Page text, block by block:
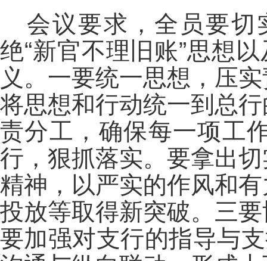
会议要求，全员要
绝“新官不理旧账”思想
义。一要统一思想，压
将思想和行动统一到总
责分工，确保每一项工
行，狠抓落实。要拿出
精神，以严实的作风和
投放等取得新突破。三
要加强对支行的指导与